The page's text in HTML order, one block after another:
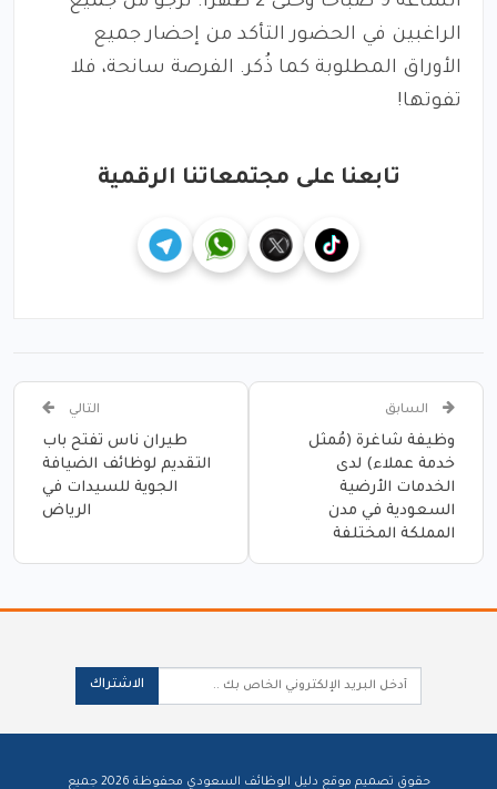
الراغبين في الحضور التأكد من إحضار جميع
الأوراق المطلوبة كما ذُكر. الفرصة سانحة، فلا
تفوتها!
تابعنا على مجتمعاتنا الرقمية
السابق
وظيفة شاغرة (مُمثل
خدمة عملاء) لدى
الخدمات الأرضية
السعودية في مدن
المملكة المختلفة
التالي
طيران ناس تفتح باب
التقديم لوظائف الضيافة
الجوية للسيدات في
الرياض
الاشتراك
حقوق تصميم موقع دليل الوظائف السعودي محفوظة 2026 جميع